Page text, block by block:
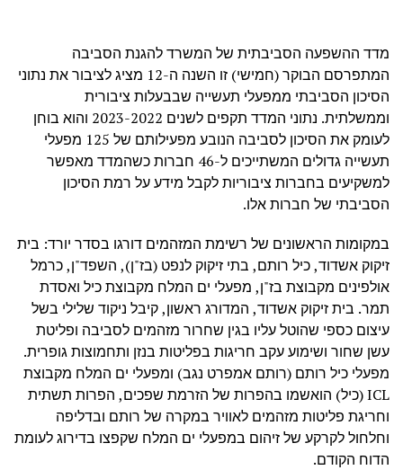
מדד ההשפעה הסביבתית של המשרד להגנת הסביבה
המתפרסם הבוקר (חמישי) זו השנה ה-12 מציג לציבור את נתוני
הסיכון הסביבתי ממפעלי תעשייה שבבעלות ציבורית
וממשלתית. נתוני המדד תקפים לשנים 2023-2022 והוא בוחן
לעומק את הסיכון לסביבה הנובע מפעילותם של 125 מפעלי
תעשייה גדולים המשתייכים ל-46 חברות כשהמדד מאפשר
למשקיעים בחברות ציבוריות לקבל מידע על רמת הסיכון
הסביבתי של חברות אלו.
במקומות הראשונים של רשימת המזהמים דורגו בסדר יורד: בית
זיקוק אשדוד, כיל רותם, בתי זיקוק לנפט (בז"ן), השפד"ן, כרמל
אולפינים מקבוצת בז"ן, מפעלי ים המלח מקבוצת כיל ואסדת
תמר. בית זיקוק אשדוד, המדורג ראשון, קיבל ניקוד שלילי בשל
עיצום כספי שהוטל עליו בגין שחרור מזהמים לסביבה ופליטת
עשן שחור ושימוע עקב חריגות בפליטות בנזן ותחמוצות גופרית.
מפעלי כיל רותם (רותם אמפרט נגב) ומפעלי ים המלח מקבוצת
ICL (כיל) הואשמו בהפרות של הזרמת שפכים, הפרות תשתית
וחריגת פליטות מזהמים לאוויר במקרה של רותם ובדליפה
וחלחול לקרקע של זיהום במפעלי ים המלח שקפצו בדירוג לעומת
הדוח הקודם.